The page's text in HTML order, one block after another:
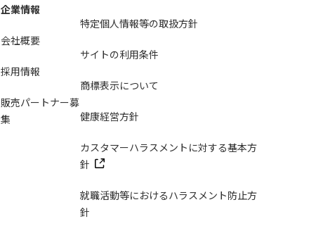
企業情報
会社概要
採用情報
販売パートナー募
集
特定個人情報等の取扱方針
サイトの利用条件
商標表示について
健康経営方針
カスタマーハラスメントに対する基本方
針
就職活動等におけるハラスメント防止方
針